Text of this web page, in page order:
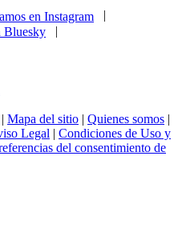
|
| Mapa del sitio | Quienes somos |
Legal | Condiciones de Uso y
del consentimiento de